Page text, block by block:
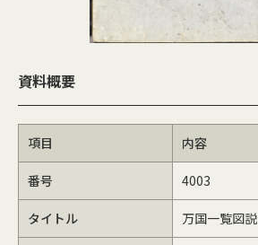
資料概要
項目 内容
番号 4003
タイトル 万国一覧図説